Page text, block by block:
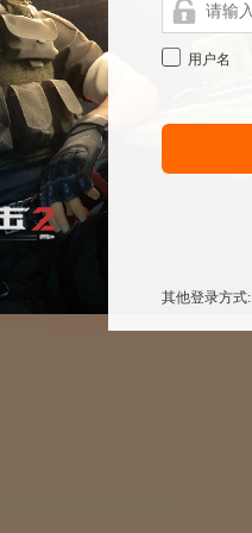
用户名
其他登录方式: